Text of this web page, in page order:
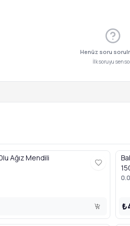
Henüz soru
İlk soruyu sen
Ağız Mendili
0.0